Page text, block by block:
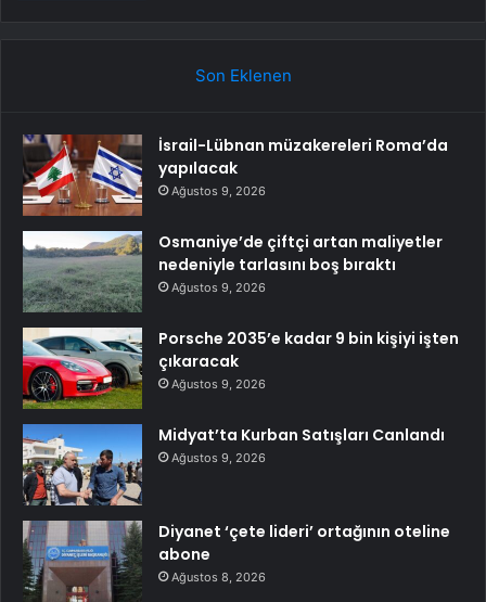
Son Eklenen
İsrail-Lübnan müzakereleri Roma’da
yapılacak
Ağustos 9, 2026
Osmaniye’de çiftçi artan maliyetler
nedeniyle tarlasını boş bıraktı
Ağustos 9, 2026
Porsche 2035’e kadar 9 bin kişiyi işten
çıkaracak
Ağustos 9, 2026
Midyat’ta Kurban Satışları Canlandı
Ağustos 9, 2026
Diyanet ‘çete lideri’ ortağının oteline
abone
Ağustos 8, 2026